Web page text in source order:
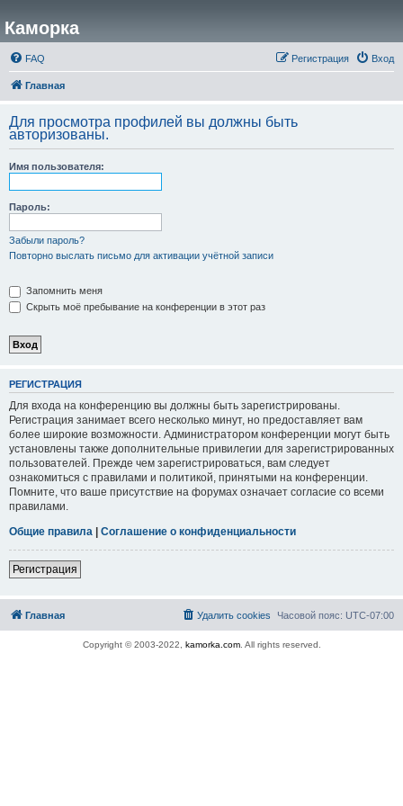
Каморка
FAQ Вход
Регистрация
Главная
Для просмотра профилей вы должны быть
авторизованы.
Имя пользователя:
Пароль:
Забыли пароль?
Повторно выслать письмо для активации учётной записи
Запомнить меня
Скрыть моё пребывание на конференции в этот раз
РЕГИСТРАЦИЯ
Для входа на конференцию вы должны быть зарегистрированы.
Регистрация занимает всего несколько минут, но предоставляет вам
более широкие возможности. Администратором конференции могут быть
установлены также дополнительные привилегии для зарегистрированных
пользователей. Прежде чем зарегистрироваться, вам следует
ознакомиться с правилами и политикой, принятыми на конференции.
Помните, что ваше присутствие на форумах означает согласие со всеми
правилами.
Общие правила | Соглашение о конфиденциальности
Регистрация
Главная Часовой пояс: UTC-07:00
Удалить cookies
Copyright © 2003-2022, kamorka.com. All rights reserved.